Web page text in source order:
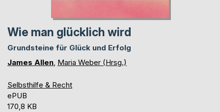
Wie man glücklich wird
Grundsteine für Glück und Erfolg
James Allen, Maria Weber (Hrsg.)
Selbsthilfe & Recht
ePUB
170,8 KB